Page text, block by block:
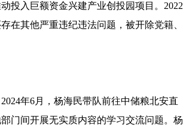
投入巨额资金兴建产业创投园项目。2022
在其他严重违纪违法问题，被开除党籍、
年6月，杨海民带队前往中储粮北安直
门间开展无实质内容的学习交流问题。杨